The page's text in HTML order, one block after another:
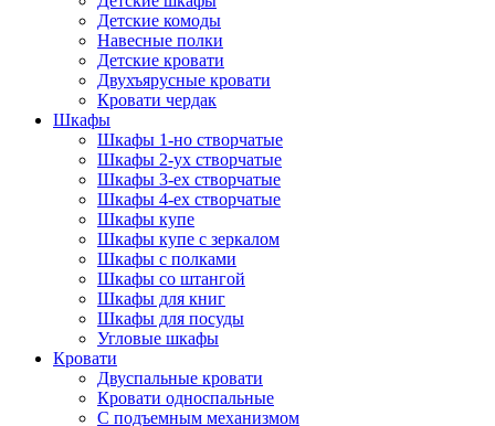
Детские комоды
Навесные полки
Детские кровати
Двухъярусные кровати
Кровати чердак
Шкафы
Шкафы 1-но створчатые
Шкафы 2-ух створчатые
Шкафы 3-ех створчатые
Шкафы 4-ех створчатые
Шкафы купе
Шкафы купе с зеркалом
Шкафы с полками
Шкафы со штангой
Шкафы для книг
Шкафы для посуды
Угловые шкафы
Кровати
Двуспальные кровати
Кровати односпальные
С подъемным механизмом